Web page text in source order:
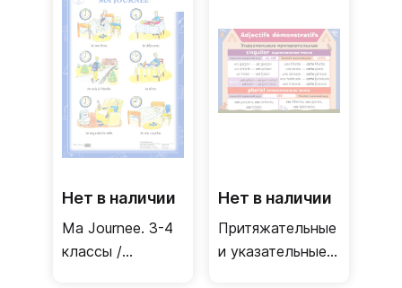
времен в
прошедшем
времени /
Двусторонний
плакат
(французский
язык)
Нет в наличии
Ma Journee. 3-4
классы /
Нет в наличии
Притяжательные
и указательные